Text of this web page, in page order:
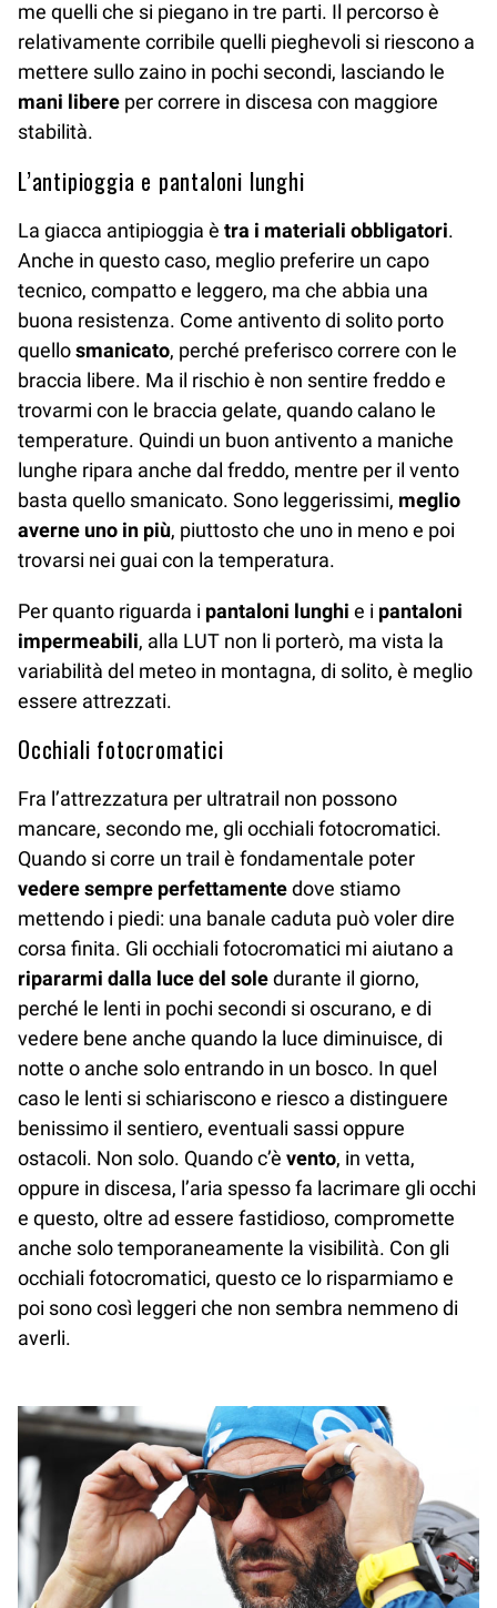
me quelli che si piegano in tre parti. Il percorso è
relativamente corribile quelli pieghevoli si riescono a
mettere sullo zaino in pochi secondi, lasciando le
mani libere per correre in discesa con maggiore
stabilità.
L’antipioggia e pantaloni lunghi
La giacca antipioggia è tra i materiali obbligatori.
Anche in questo caso, meglio preferire un capo
tecnico, compatto e leggero, ma che abbia una
buona resistenza. Come antivento di solito porto
quellosmanicato, perché preferisco correre con le
braccia libere. Ma il rischio è non sentire freddo e
trovarmi con le braccia gelate, quando calano le
temperature. Quindi un buon antivento a maniche
lunghe ripara anche dal freddo, mentre per il vento
basta quello smanicato. Sono leggerissimi, meglio
averne uno in più, piuttosto che uno in meno e poi
trovarsi nei guai con la temperatura.
Per quanto riguarda i pantaloni lunghi e i pantaloni
impermeabili, alla LUT non li porterò, ma vista la
variabilità del meteo in montagna, di solito, è meglio
essere attrezzati.
Occhiali fotocromatici
Fra l’attrezzatura per ultratrail non possono
mancare, secondo me, gli occhiali fotocromatici.
Quando si corre un trail è fondamentale poter
vedere sempre perfettamentedove stiamo
mettendo i piedi: una banale caduta può voler dire
corsa finita. Gli occhiali fotocromatici mi aiutano a
ripararmi dalla luce del soledurante il giorno,
perché le lenti in pochi secondi si oscurano, e di
vedere bene anche quando la luce diminuisce, di
notte o anche solo entrando in un bosco. In quel
caso le lenti si schiariscono e riesco a distinguere
benissimo il sentiero, eventuali sassi oppure
ostacoli. Non solo. Quando c’è vento, in vetta,
oppure in discesa, l’aria spesso fa lacrimare gli occhi
e questo, oltre ad essere fastidioso, compromette
anche solo temporaneamente la visibilità. Con gli
occhiali fotocromatici, questo ce lo risparmiamo e
poi sono così leggeri che non sembra nemmeno di
averli.